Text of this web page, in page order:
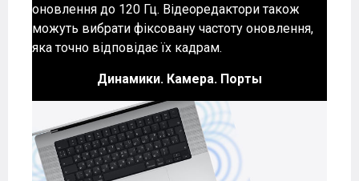
оновлення до 120 Гц. Відеоредактори також
можуть вибрати фіксовану частоту оновлення,
яка точно відповідає їх кадрам.
Динамики. Камера. Порты